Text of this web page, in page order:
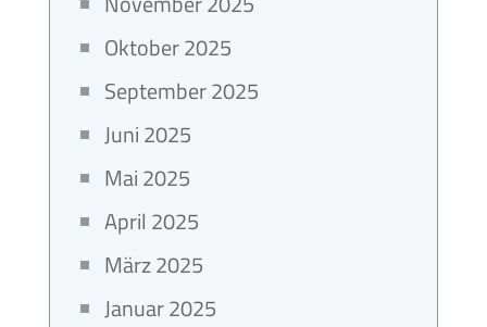
Oktober 2025
September 2025
Juni 2025
Mai 2025
April 2025
März 2025
Januar 2025